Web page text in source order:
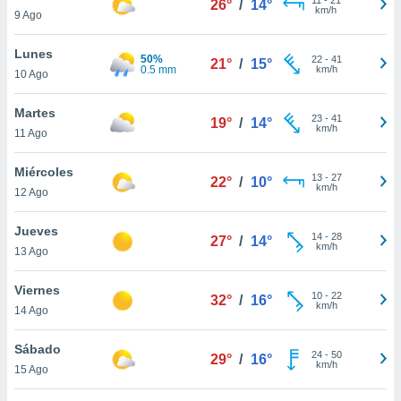
más
nuestra
y
de
disponible
cookies
aceptar
9 Ago
26° / 14°
km/h
Lunes
10 Ago
50%
0.5 mm
21° / 15° 22- 41
km/h
Martes
11 Ago
19° / 14° 23- 41
km/h
Miércoles
12 Ago
22° / 10° 13- 27
km/h
Jueves
13 Ago
27° / 14° 14- 28
km/h
Viernes
14 Ago
32° / 16° 10- 22
km/h
Sábado
15 Ago
29° / 16° 24- 50
km/h